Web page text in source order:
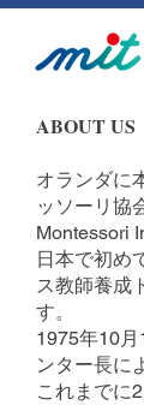
ABOUT US
オランダに
ッソーリ協
Montessori
日本で初め
ス教師養成
す。
1975年10
ンター長に
これまでに